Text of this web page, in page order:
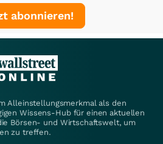
abonnieren!
Alleinstellungsmerkmal als den
Wissens-Hub für einen aktuellen
Börsen- und Wirtschaftswelt, um
zu treffen.